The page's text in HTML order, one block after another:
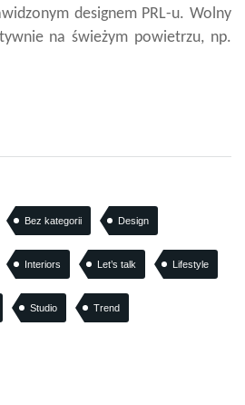
designem PRL-u. Wolny
na świeżym powietrzu, np.
Bez kategorii Design
Interiors Let’s talk Lifestyle
Studio Trend